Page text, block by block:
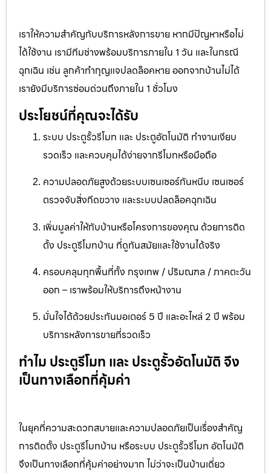
เราให้ความสำคัญกับบริการหลังการขาย หากมีปัญหาหรือไม่
ได้ใช้งาน เรามีทีมช่างพร้อมบริการภายใน 1 วัน และในกรณี
ฉุกเฉิน เช่น ลูกค้าทำกุญแจปลดล็อคหาย ออกจากบ้านไม่ได้
เรายังมีบริการซ่อมด่วนถึงภายใน 1 ชั่วโมง
ประโยชน์ที่คุณจะได้รับ
ระบบ ประตูรั้วรีโมท และ ประตูอัตโนมัติ ทำงานเงียบ
รวดเร็ว และควบคุมได้ง่ายจากรีโมทหรือมือถือ
ความปลอดภัยสูงด้วยระบบเซนเซอร์กันหนีบ เซนเซอร์
ตรวจจับสิ่งกีดขวาง และระบบปลดล็อคฉุกเฉิน
เพิ่มมูลค่าให้กับบ้านหรือโครงการของคุณ ด้วยการติด
ตั้ง ประตูรีโมทบ้าน ที่ดูทันสมัยและใช้งานได้จริง
ครอบคลุมทุกพื้นที่ทั้ง กรุงเทพ / ปริมณฑล / ภาคตะวัน
ออก – เราพร้อมให้บริการถึงหน้างาน
มั่นใจได้ด้วยประกันมอเตอร์ 5 ปี และอะไหล่ 2 ปี พร้อม
บริการหลังการขายที่รวดเร็ว
ทำไม ประตูรีโมท และ ประตูรั้วอัตโนมัติ จึง
เป็นทางเลือกที่คุ้มค่า
ในยุคที่ความสะดวกสบายและความปลอดภัยเป็นเรื่องสำคัญ
การติดตั้ง ประตูรีโมทบ้าน หรือระบบ ประตูรั้วรีโมท อัตโนมัติ
จึงเป็นทางเลือกที่คุ้มค่าอย่างมาก ไม่ว่าจะเป็นบ้านเดี่ยว